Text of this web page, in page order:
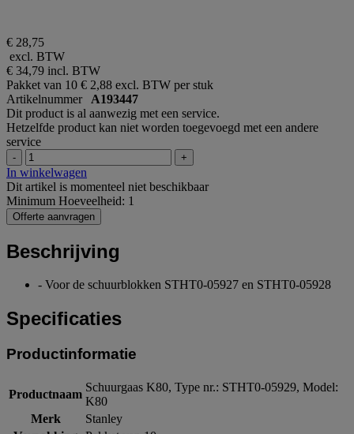
€ 28,75
excl. BTW
€ 34,79 incl. BTW
Pakket van 10 € 2,88 excl. BTW per stuk
Artikelnummer A193447
Dit product is al aanwezig met een service.
Hetzelfde product kan niet worden toegevoegd met een andere
service
- +
In winkelwagen
Dit artikel is momenteel niet beschikbaar
Minimum Hoeveelheid: 1
Offerte aanvragen
Beschrijving
- Voor de schuurblokken STHT0-05927 en STHT0-05928
Specificaties
Productinformatie
Productnaam
Schuurgaas K80, Type nr.: STHT0-05929, Model:
K80
Merk
Stanley